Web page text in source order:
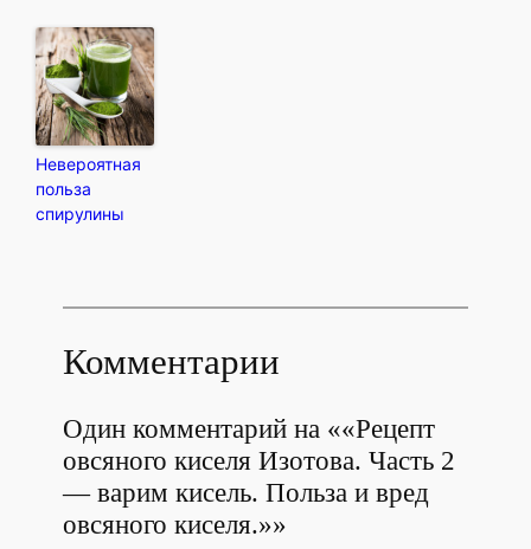
Невероятная
польза
спирулины
Комментарии
Один комментарий на ««Рецепт
овсяного киселя Изотова. Часть 2
— варим кисель. Польза и вред
овсяного киселя.»»